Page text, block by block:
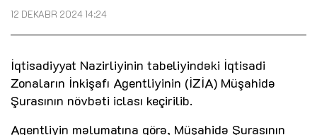
12 DEKABR 2024 14:24
İqtisadiyyat Nazirliyinin tabeliyindəki İqtisadi
Zonaların İnkişafı Agentliyinin (İZİA) Müşahidə
Şurasının növbəti iclası keçirilib.
Agentliyin məlumatına görə, Müşahidə Şurasının